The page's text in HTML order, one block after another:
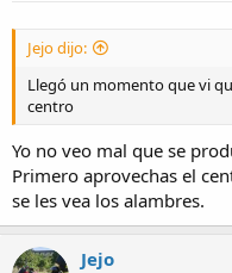
Jejo dijo:
Llegó un momento que vi
centro
Yo no veo mal que se
Primero aprovechas el
se les vea los alambres.
Jejo